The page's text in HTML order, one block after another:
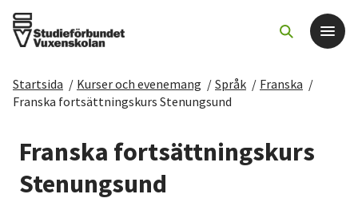
Det här gör vi
För dig som
Sök kurser och evenemang
Startsida / Kurser och evenemang / Språk / Franska /
Franska fortsättningskurs Stenungsund
Franska fortsättningskurs
Stenungsund